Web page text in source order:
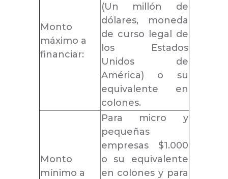
Monto
máximo a
financiar:
(Un millón de
dólares, moneda
de curso legal de
los Estados
Unidos de
América) o su
equivalente en
colones.
Monto
mínimo a
Para micro y
pequeñas
empresas $1.000
o su equivalente
en colones y para